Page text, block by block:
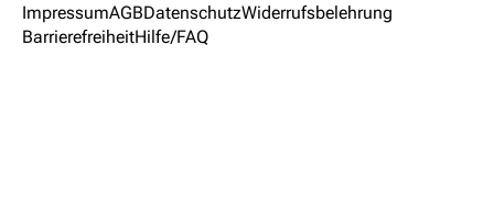
ImpressumAGBDatenschutzWiderrufsbelehrung
BarrierefreiheitHilfe/FAQ